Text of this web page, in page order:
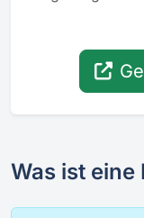
Was ist eine